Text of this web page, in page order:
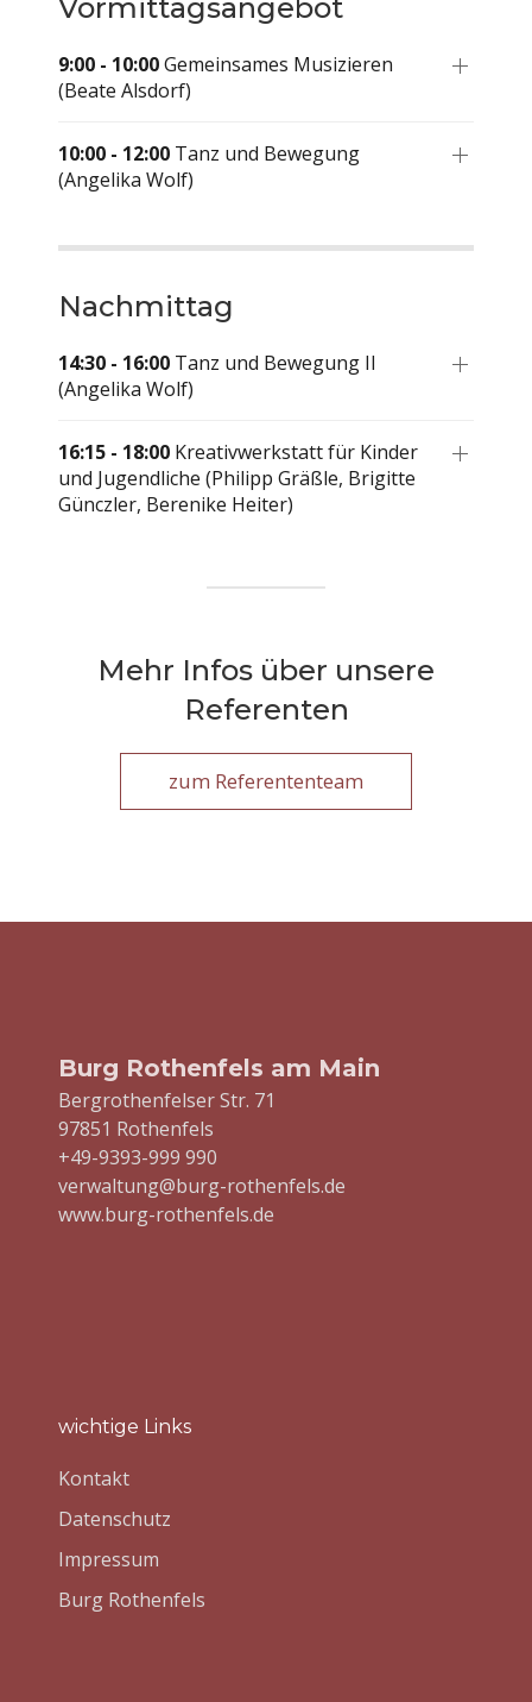
Vormittagsangebot
9:00 - 10:00Gemeinsames Musizieren
(Beate Alsdorf)
10:00 - 12:00 Tanz und Bewegung
(Angelika Wolf)
Nachmittag
14:30 - 16:00 Tanz und Bewegung II
(Angelika Wolf)
16:15 - 18:00 Kreativwerkstatt für Kinder
und Jugendliche (Philipp Gräßle, Brigitte
Günczler, Berenike Heiter)
Mehr Infos über unsere
Referenten
zum Referententeam
Burg Rothenfels am Main
Bergrothenfelser Str. 71
97851 Rothenfels
+49-9393-999 990
verwaltung@burg-rothenfels.de
www.burg-rothenfels.de
wichtige Links
Kontakt
Datenschutz
Impressum
Burg Rothenfels